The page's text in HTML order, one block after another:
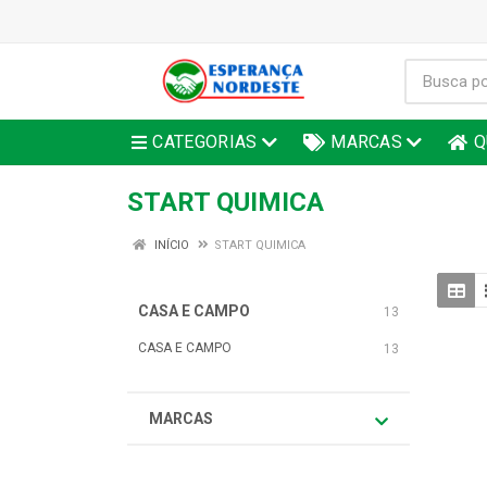
CATEGORIAS MARCAS
START QUIMICA
INÍCIO START QUIMICA
CASA E CAMPO 13
CASA E CAMPO 13
MARCAS